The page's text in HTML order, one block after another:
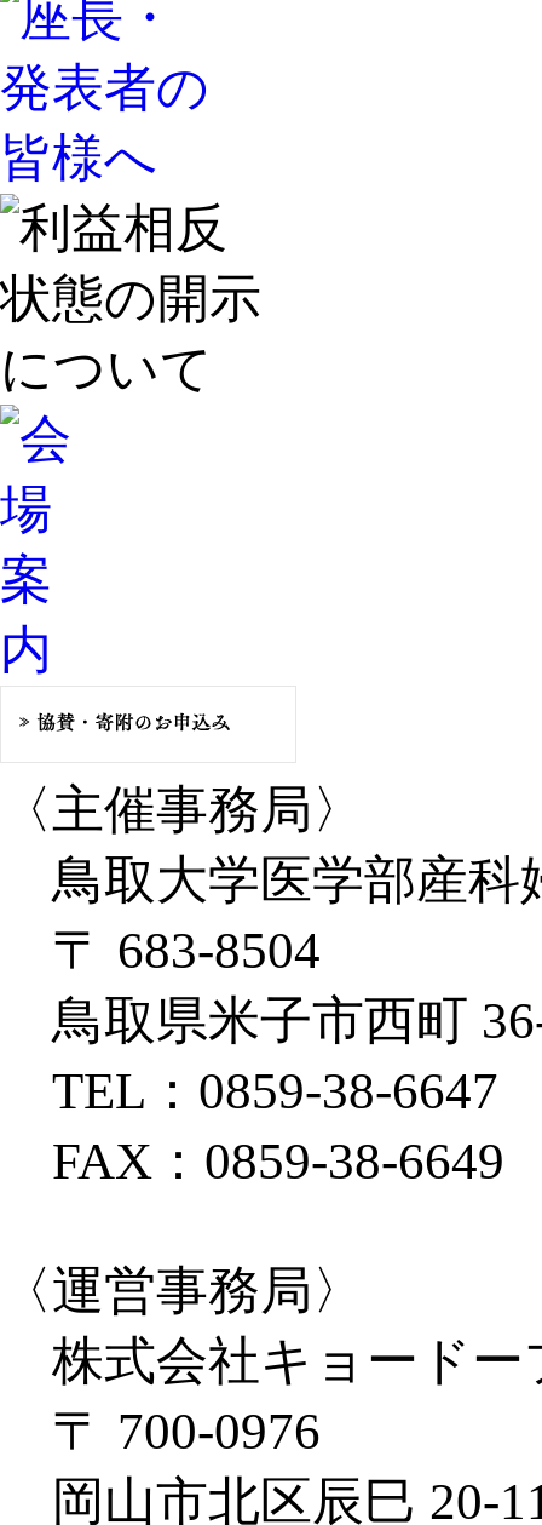
〈主催事務局〉
鳥取大学医学部産科
〒 683-8504
鳥取県米子市西町
TEL：0859-38-6647
FAX：0859-38-6649
〈運営事務局〉
株式会社キョードー
〒 700-0976
岡山市北区辰巳 20-